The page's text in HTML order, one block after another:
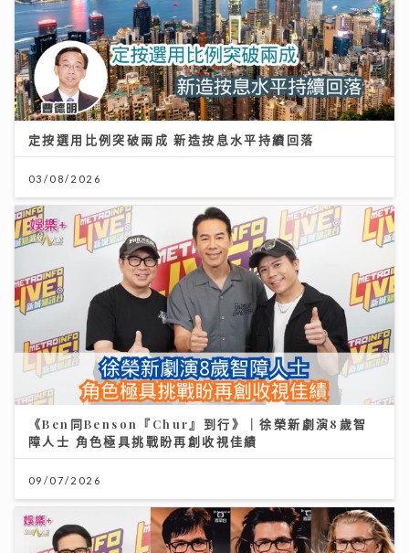
定按選用比例突破兩成 新造按息水平持續回落
03/08/2026
《Ben同Benson『Chur』到行》｜徐榮新劇演8歲智
障人士 角色極具挑戰盼再創收視佳績
09/07/2026